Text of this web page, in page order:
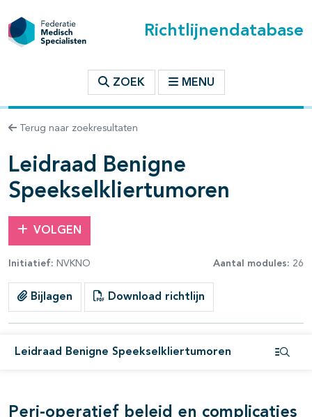
Richtlijnendatabase
ZOEK MENU
Terug naar zoekresultaten
Leidraad Benigne
Speekselkliertumoren
VOLGEN
Initiatief: NVKNO Aantal modules: 26
Bijlagen Download richtlijn
Leidraad Benigne Speekselkliertumoren
binnen deze richtlijn
open- en dichtklappen
open- en dichtklappen
open- en dichtklappen
Peri-operatief beleid en complicaties